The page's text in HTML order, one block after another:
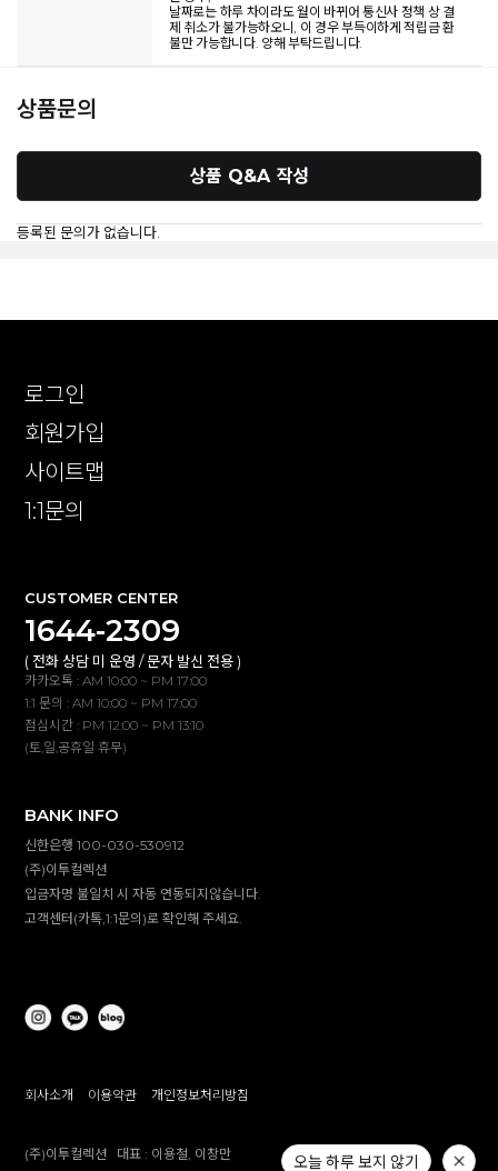
날짜로는 하루 차이라도 월이 바뀌어 통신사 정책 상 결
제 취소가 불가능하오니, 이 경우 부득이하게 적립금 환
불만 가능합니다. 양해 부탁드립니다.
상품문의
상품 Q&A 작성
등록된 문의가 없습니다.
로그인
회원가입
사이트맵
1:1문의
CUSTOMER CENTER
1644-2309
( 전화 상담 미 운영 / 문자 발신 전용 )
카카오톡 : AM 10:00 ~ PM 17:00
1:1 문의 : AM 10:00 ~ PM 17:00
점심시간 : PM 12:00 ~ PM 13:10
(토,일,공휴일 휴무)
BANK INFO
신한은행 100-030-530912
(주)이투컬렉션
입금자명 불일치 시 자동 연동되지않습니다.
고객센터(카톡,1:1문의)로 확인해 주세요.
회사소개 이용약관 개인정보처리방침
(주)이투컬렉션 대표 : 이용철, 이창만
오늘 하루 보지 않기